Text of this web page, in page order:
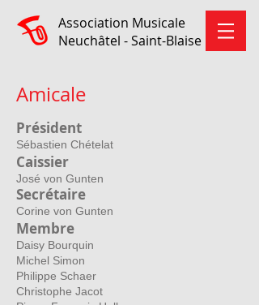
Association Musicale
Neuchâtel - Saint-Blaise
Amicale
Président
Sébastien Chételat
Caissier
José von Gunten
Secrétaire
Corine von Gunten
Membre
Daisy Bourquin
Michel Simon
Philippe Schaer
Christophe Jacot